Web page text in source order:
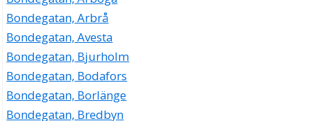
Bondegatan, Arbrå
Bondegatan, Avesta
Bondegatan, Bjurholm
Bondegatan, Bodafors
Bondegatan, Borlänge
Bondegatan, Bredbyn